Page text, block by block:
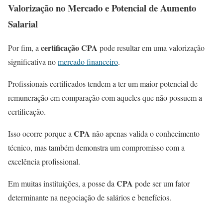
Valorização no Mercado e Potencial de Aumento
Salarial
Por fim, acertificação CPA pode resultar em uma valorização
significativa nomercado financeiro.
Profissionais certificados tendem a ter um maior potencial de
remuneração em comparação com aqueles que não possuem a
certificação.
Isso ocorre porque aCPA não apenas valida o conhecimento
técnico, mas também demonstra um compromisso com a
excelência profissional.
Em muitas instituições, a posse daCPA pode ser um fator
determinante na negociação de salários e benefícios.